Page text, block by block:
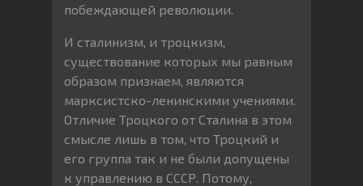
побеждающей революции.
И сталинизм, и троцкизм,
существование которых мы равным
образом признаем, являются
марксистско-ленинскими учениями.
Отличие Троцкого от Сталина в этом
смысле лишь в том, что Троцкий и
его группа так и не были допущены
к управлению в СССР. Потому,